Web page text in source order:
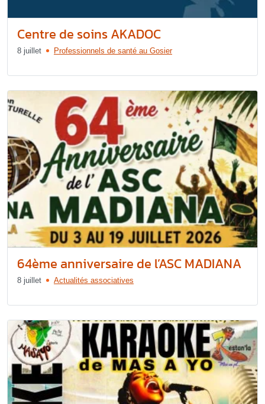
Centre de soins AKADOC
8 juillet Professionnels de santé au Gosier
64ème anniversaire de l’ASC MADIANA
8 juillet Actualités associatives